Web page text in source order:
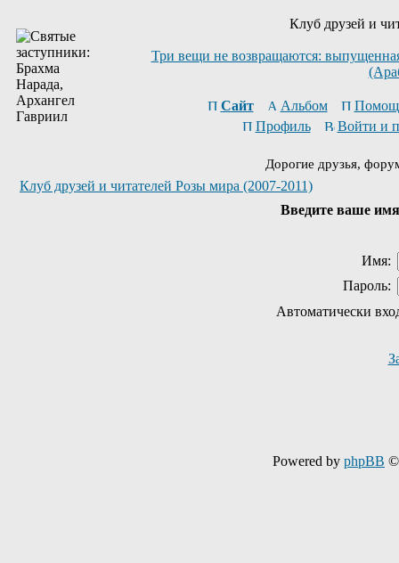
Клуб друзей и
Три вещи не возвращаются:
Сайт Альбом
Профиль
Войти и
Дорогие друзья,
Клуб друзей и читателей Розы мира (2007-2011)
Введите ваше
Имя:
Пароль:
Автоматически
Powered by phpBB ©